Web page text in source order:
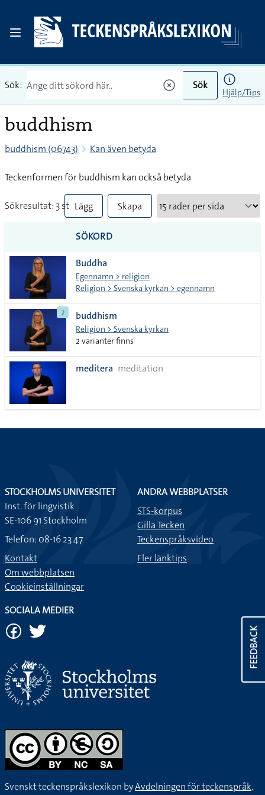
Sök: Sök
Hjälp/Tips
buddhism
buddhism (06743) Kan även betyda
Teckenformen för buddhism kan också betyda
Sökresultat: 3 st Lägg
till
alla i
lista
Skapa
SÖKORD
Buddha
Egennamn > religion
Religion > Svenska kyrkan > egennamn
2 buddhism
Religion > Svenska kyrkan
2 varianter finns
meditera meditation
FEEDBACK
STOCKHOLMS UNIVERSITET
Inst. för lingvistik
SE-106 91 Stockholm
Telefon: 08-16 23 47
Kontakt
Om webbplatsen
Cookieinställningar
ANDRA WEBBPLATSER
STS-korpus
Gilla Tecken
Teckenspråksvideo
Fler länktips
SOCIALA MEDIER
Svenskt teckenspråkslexikon byAvdelningen för teckenspråk,